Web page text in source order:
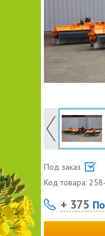
Под заказ
Код товара:
+ 375